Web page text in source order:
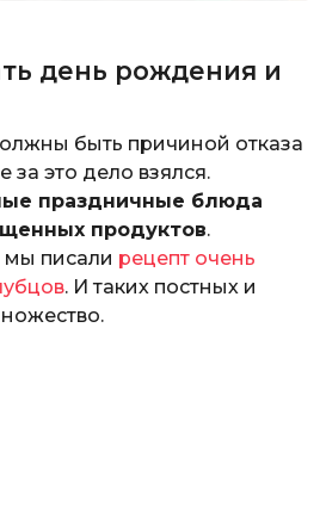
день рождения и
быть причиной отказа
за это дело взялся.
праздничные блюда
продуктов.
писали рецепт очень
. И таких постных и